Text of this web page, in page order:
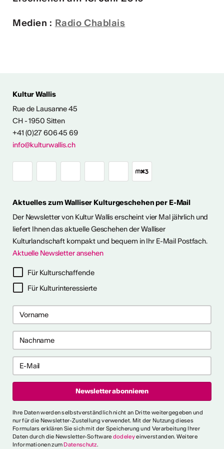
& KONTAKT
abonnieren
2024/2025
Medien : Radio Chablais
Kultur Wallis
Rue de Lausanne 45
CH - 1950 Sitten
+41 (0)27 606 45 69
info@kulturwallis.ch
Aktuelles zum Walliser Kulturgeschehen per E-Mail
Der Newsletter von Kultur Wallis erscheint vier Mal jährlich und
liefert Ihnen das aktuelle Geschehen der Walliser
Kulturlandschaft kompakt und bequem in Ihr E-Mail Postfach.
Aktuelle Newsletter ansehen
Für Kulturschaffende
Für Kulturinteressierte
Ihre Daten werden selbstverständlich nicht an Dritte weitergegeben und
nur für die Newsletter-Zustellung verwendet. Mit der Nutzung dieses
Formulars erklären Sie sich mit der Speicherung und Verarbeitung Ihrer
Daten durch die Newsletter-Software dodeleyeinverstanden. Weitere
Informationen zum Datenschutz.